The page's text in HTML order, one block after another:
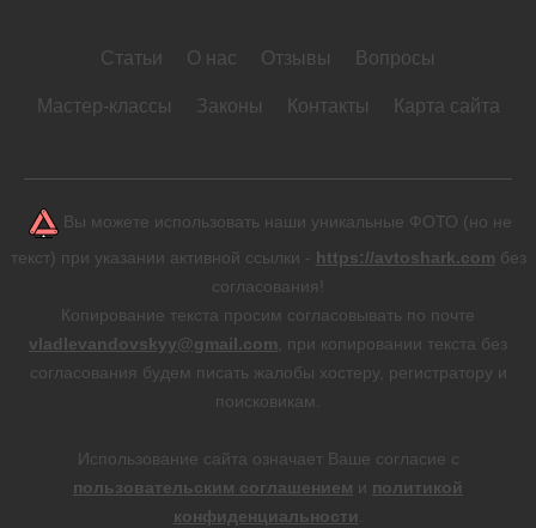
Статьи О нас Отзывы Вопросы
Мастер-классы Законы Контакты Карта сайта
Вы можете использовать наши уникальные ФОТО (но не
текст) при указании активной ссылки - https://avtoshark.com без
согласования!
Копирование текста просим согласовывать по почте
vladlevandovskyy@gmail.com , при копировании текста без
согласования будем писать жалобы хостеру, регистратору и
поисковикам.
Использование сайта означает Ваше согласие с
пользовательским соглашением и политикой
конфиденциальности